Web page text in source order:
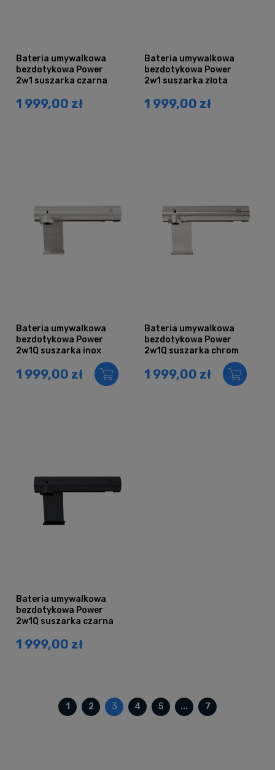
Bateria umywalkowa
bezdotykowa Power
2w1 suszarka czarna
1 999,00 zł
Bateria umywalkowa
bezdotykowa Power
2w1 suszarka złota
1 999,00 zł
Bateria umywalkowa
bezdotykowa Power
2w1Q suszarka inox
1 999,00 zł
Bateria umywalkowa
bezdotykowa Power
2w1Q suszarka chrom
1 999,00 zł
Bateria umywalkowa
bezdotykowa Power
2w1Q suszarka czarna
1 999,00 zł
1 2 3 4 5 ... 7